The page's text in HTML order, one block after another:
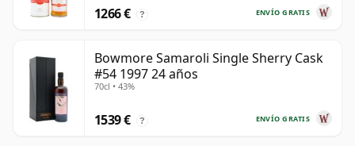
ENVÍO GRATIS
1266 € ?
Bowmore Samaroli Single Sherry Cask
#54 1997 24 años
70cl • 43%
ENVÍO GRATIS
1539 € ?